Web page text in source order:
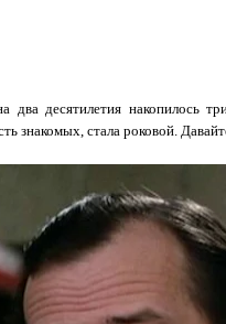
десятилетия накопилось
знакомых, стала роковой.